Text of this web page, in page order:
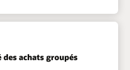
achats groupés